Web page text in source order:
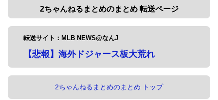
2ちゃんねるまとめのまとめ 転送ページ
転送サイト：MLB NEWS@なんJ
【悲報】海外ドジャース板大荒れ
2ちゃんねるまとめのまとめ トップ